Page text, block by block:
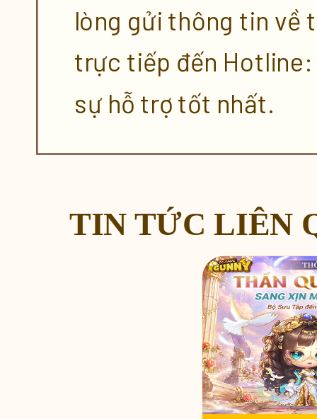
lòng gửi thông tin về
trực tiếp đến
sự hỗ trợ tốt nhất.
TIN TỨC LIÊN